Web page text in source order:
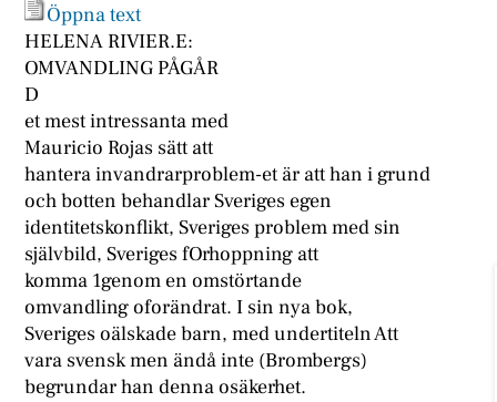
Öppna text
HELENA RIVIER.E:
OMVANDLING PÅGÅR
D
et mest intressanta med
Mauricio Rojas sätt att
hantera invandrarproblem-et är att han i grund
och botten behandlar Sveriges egen
identitetskonflikt, Sveriges problem med sin
självbild, Sveriges fOrhoppning att
komma 1genom en omstörtande
omvandling oforändrat. I sin nya bok,
Sveriges oälskade barn, med undertiteln Att
vara svensk men ändå inte (Brombergs)
begrundar han denna osäkerhet.